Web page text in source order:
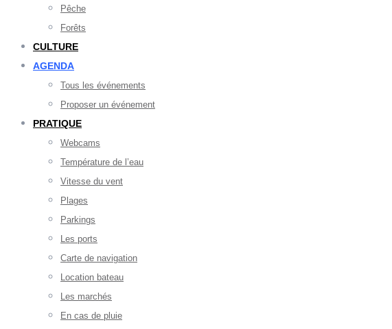
Pêche
Forêts
CULTURE
AGENDA
Tous les événements
Proposer un événement
PRATIQUE
Webcams
Température de l’eau
Vitesse du vent
Plages
Parkings
Les ports
Carte de navigation
Location bateau
Les marchés
En cas de pluie